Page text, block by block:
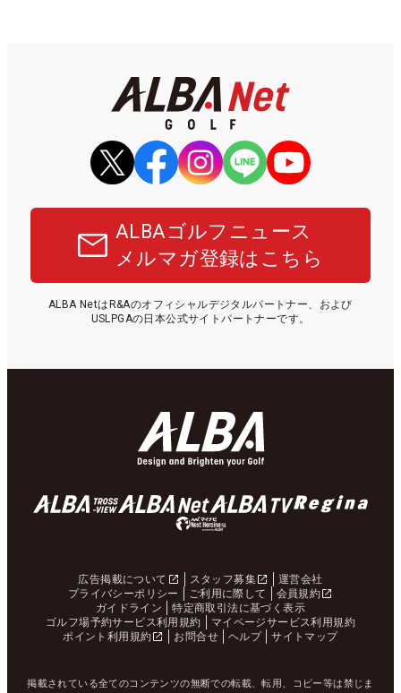
ALBAゴルフニュース
メルマガ登録はこちら
ALBA NetはR&Aのオフィシャルデジタルパートナー、および
USLPGAの日本公式サイトパートナーです。
広告掲載について スタッフ募集
運営会社
プライバシーポリシー
ご利用に際して
会員規約
ガイドライン
特定商取引法に基づく表示
ゴルフ場予約サービス利用規約
マイページサービス利用規約
ポイント利用規約
お問合せ ヘルプ サイトマップ
掲載されている全てのコンテンツの無断での転載、転用、コピー等は禁じま